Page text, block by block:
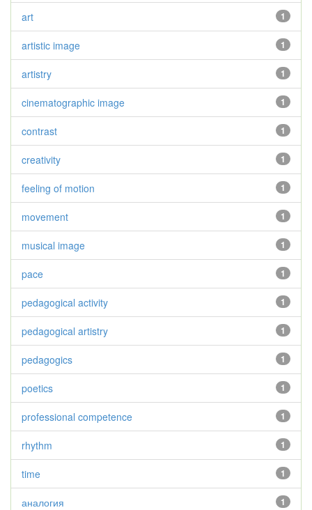
1
art
1
artistic image
1
artistry
1
cinematographic image
1
contrast
1
creativity
1
feeling of motion
1
movement
1
musical image
1
pace
1
pedagogical activity
1
pedagogical artistry
1
pedagogics
1
poetics
1
professional competence
1
rhythm
1
time
1
аналогия